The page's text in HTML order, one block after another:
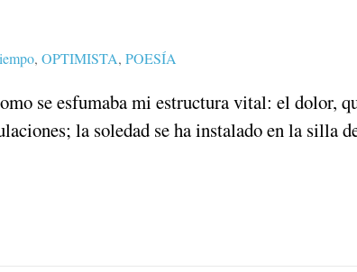
, OPTIMISTA, POESÍA
se esfumaba mi estructura vital: el dolor,
la soledad se ha instalado en la silla